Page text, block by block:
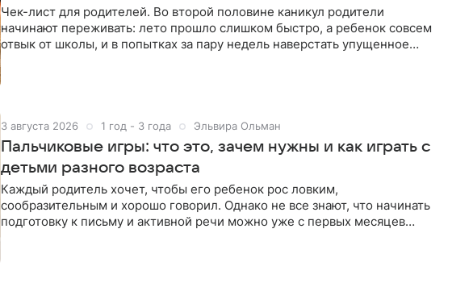
Чек-лист для родителей. Во второй половине каникул родители
начинают переживать: лето прошло слишком быстро, а ребенок совсем
отвык от школы, и в попытках за пару недель наверстать упущенное
3 августа 2026 1 год - 3 года Эльвира Ольман
Пальчиковые игры: что это, зачем нужны и как играть с
детьми разного возраста
Каждый родитель хочет, чтобы его ребенок рос ловким,
сообразительным и хорошо говорил. Однако не все знают, что начинать
подготовку к письму и активной речи можно уже с первых месяцев